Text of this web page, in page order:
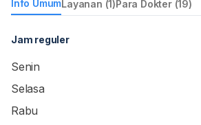
Info UmumLayanan (1)Para Dokter (19)
Jam reguler
Senin
Selasa
Rabu